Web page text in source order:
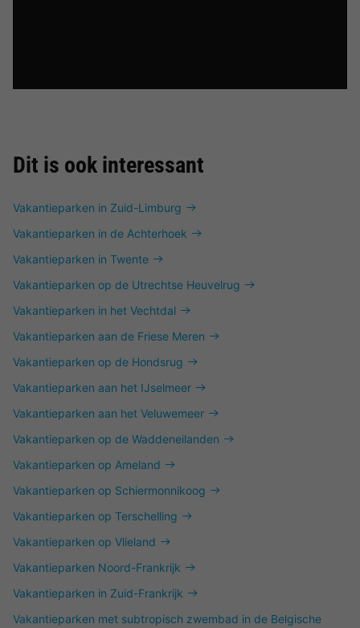
Dit is ook interessant
Vakantieparken in Zuid-Limburg
Vakantieparken in de Achterhoek
Vakantieparken in Twente
Vakantieparken op de Utrechtse Heuvelrug
Vakantieparken in het Vechtdal
Vakantieparken aan de Friese Meren
Vakantieparken op de Hondsrug
Vakantieparken aan het IJselmeer
Vakantieparken aan het Veluwemeer
Vakantieparken op de Waddeneilanden
Vakantieparken op Ameland
Vakantieparken op Schiermonnikoog
Vakantieparken op Terschelling
Vakantieparken op Vlieland
Vakantieparken Noord-Frankrijk
Vakantieparken in Zuid-Frankrijk
Vakantieparken met subtropisch zwembad in de Belgische